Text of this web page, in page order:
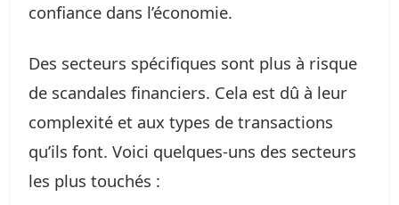
confiance dans l’économie.
Des secteurs spécifiques sont plus à risque
de scandales financiers. Cela est dû à leur
complexité et aux types de transactions
qu’ils font. Voici quelques-uns des secteurs
les plus touchés :